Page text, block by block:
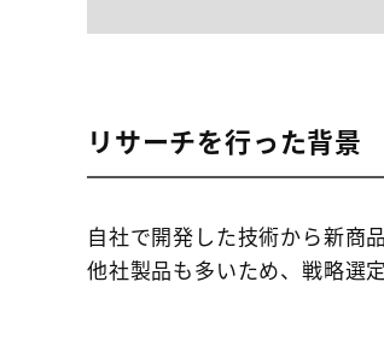
リサーチを行った背景
自社で開発した技術から新商
他社製品も多いため、戦略選